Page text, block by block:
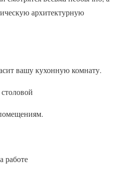
архитектурную
вашу кухонную комнату.
работе